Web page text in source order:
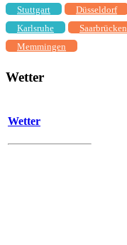
Stuttgart
Düsseldorf
Karlsruhe
Saarbrücken
Memmingen
Wetter
Wetter